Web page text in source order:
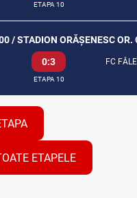
ETAPA 10
/ STADION ORĂȘENESC OR.
0:3 FC
ETAPA 10
ETAPELE